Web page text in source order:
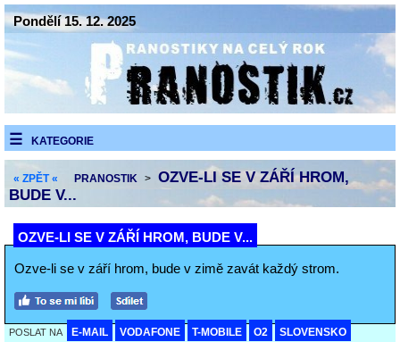
Pondělí 15. 12. 2025
KATEGORIE
« ZPĚT « PRANOSTIK > OZVE-LI SE V ZÁŘÍ HROM,
BUDE V...
OZVE-LI SE V ZÁŘÍ HROM, BUDE V...
Ozve-li se v září hrom, bude v zimě zavát každý strom.
POSLAT NA E-MAIL VODAFONE T-MOBILE O2 SLOVENSKO